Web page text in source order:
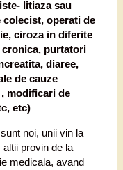
litiaza sau
operati de
ciroza in diferite
cronica, purtatori
diaree,
de cauze
modificari de
etc)
noi, unii vin la
provin de la
medicala, avand